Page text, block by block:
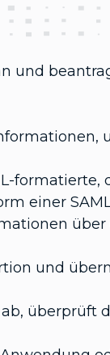
und
einer
und